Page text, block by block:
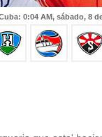
0:04 AM, sábado, 8